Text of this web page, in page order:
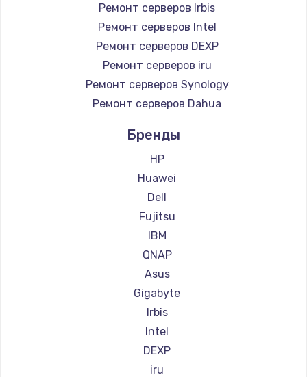
Замена жесткого диска
1000 руб.
Заказать
Чистка от пыли
1330 руб.
Настройка ОС
Заказать
Замена петель
1250 руб.
Заказать
1260 руб.
Ремонт серверов Irbis
Ремонт серверов Intel
Ремонт серверов DEXP
Ремонт серверов iru
Ремонт серверов Synology
Ремонт серверов Dahua
Бренды
HP
Huawei
Dell
Fujitsu
IBM
QNAP
Asus
Gigabyte
Irbis
Intel
DEXP
iru